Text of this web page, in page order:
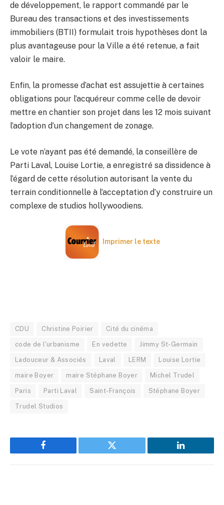
de développement, le rapport commandé par le
Bureau des transactions et des investissements
immobiliers (BTII) formulait trois hypothèses dont la
plus avantageuse pour la Ville a été retenue, a fait
valoir le maire.
Enfin, la promesse d’achat est assujettie à certaines
obligations pour l’acquéreur comme celle de devoir
mettre en chantier son projet dans les 12 mois suivant
l’adoption d’un changement de zonage.
Le vote n’ayant pas été demandé, la conseillère de
Parti Laval, Louise Lortie, a enregistré sa dissidence à
l’égard de cette résolution autorisant la vente du
terrain conditionnelle à l’acceptation d’y construire un
complexe de studios hollywoodiens.
Imprimer le texte
CDU Christine Poirier Cité du cinéma
code de l'urbanisme En vedette Jimmy St-Germain
Ladouceur & Associés Laval LERM Louise Lortie
maire Boyer maire Stéphane Boyer Michel Trudel
Paris Parti Laval Saint-François Stéphane Boyer
Trudel Studios
Facebook Twitter LinkedIn